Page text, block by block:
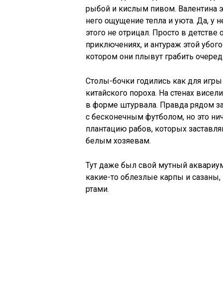
рыбой и кислым пивом. Валентина
него ощущение тепла и уюта. Да, у
этого не отрицал. Просто в
приключениях, и антураж этой
котором они плывут грабить
Столы-бочки годились как для
китайского пороха. На стенах
в форме штурвала. Правда рядом
с бесконечным футболом, но это
плантацию рабов, которых
белым хозяевам.
Тут даже был свой мутный
какие-то облезлые карпы и
ртами.